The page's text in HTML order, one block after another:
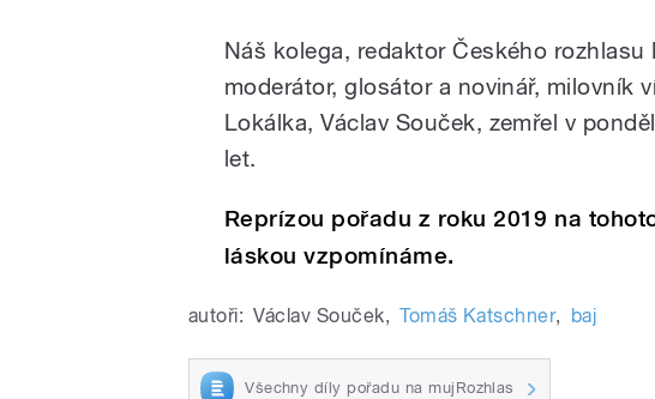
Náš kolega, redaktor Českého rozhlasu
moderátor, glosátor a novinář, milovník
Lokálka, Václav Souček, zemřel v
let.
Reprízou pořadu z roku 2019 na
láskou vzpomínáme.
autoři: Václav Souček, Tomáš Katschner, baj
Všechny díly pořadu na mujRozhlas